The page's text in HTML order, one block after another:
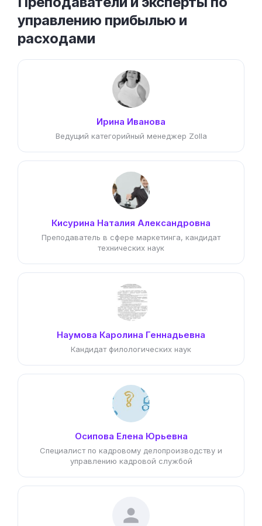
управлению прибылью и
расходами
Ирина Иванова
Ведущий категорийный менеджер Zolla
Кисурина Наталия Александровна
Преподаватель в сфере маркетинга, кандидат
технических наук
Наумова Каролина Геннадьевна
Кандидат филологических наук
Осипова Елена Юрьевна
Специалист по кадровому делопроизводству и
управлению кадровой службой